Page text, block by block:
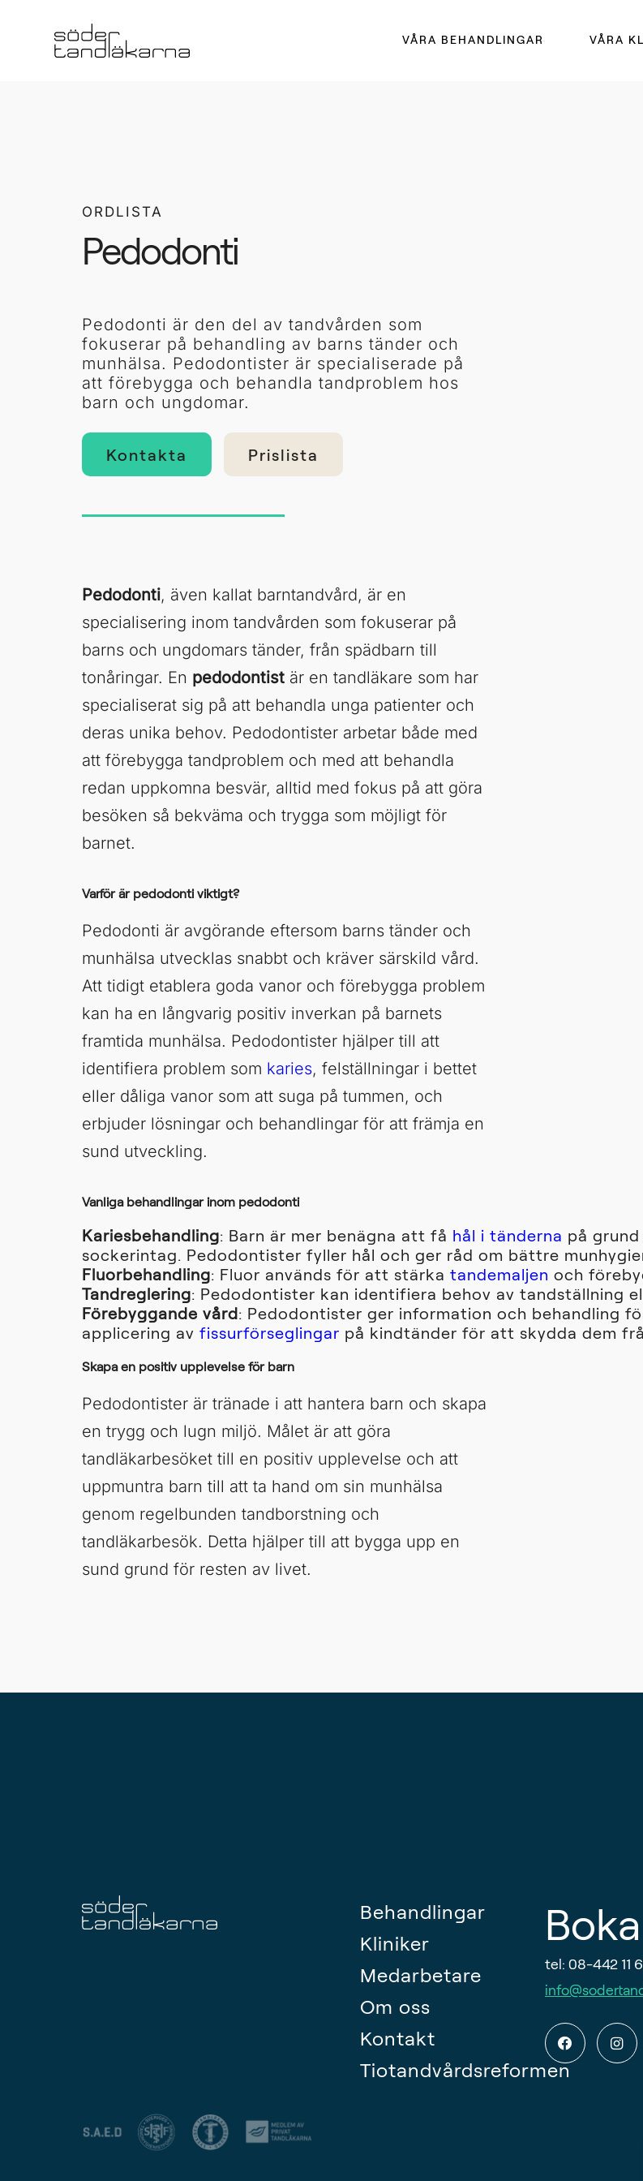
VÅRA BEHANDLINGAR VÅRA
ORDLISTA
Pedodonti
Pedodonti är den del av tandvården som
fokuserar på behandling av barns tänder och
munhälsa. Pedodontister är specialiserade på
att förebygga och behandla tandproblem hos
barn och ungdomar.
Kontakta Prislista
Pedodonti, även kallat barntandvård, är en
specialisering inom tandvården som fokuserar på
barns och ungdomars tänder, från spädbarn till
tonåringar. En pedodontistär en tandläkare som har
specialiserat sig på att behandla unga patienter och
deras unika behov. Pedodontister arbetar både med
att förebygga tandproblem och med att behandla
redan uppkomna besvär, alltid med fokus på att göra
besöken så bekväma och trygga som möjligt för
barnet.
Varför är pedodonti viktigt?
Pedodonti är avgörande eftersom barns tänder och
munhälsa utvecklas snabbt och kräver särskild vård.
Att tidigt etablera goda vanor och förebygga problem
kan ha en långvarig positiv inverkan på barnets
framtida munhälsa. Pedodontister hjälper till att
identifiera problem som karies, felställningar i bettet
eller dåliga vanor som att suga på tummen, och
erbjuder lösningar och behandlingar för att främja en
sund utveckling.
Vanliga behandlingar inom pedodonti
Kariesbehandling: Barn är mer benägna att få hål i tänderna på
sockerintag. Pedodontister fyller hål och ger råd om bättre
Fluorbehandling: Fluor används för att stärka tandemaljen och
Tandreglering: Pedodontister kan identifiera behov av tandställning
Förebyggande vård: Pedodontister ger information och behandling
applicering av fissurförseglingar på kindtänder för att skydda dem
Skapa en positiv upplevelse för barn
Pedodontister är tränade i att hantera barn och skapa
en trygg och lugn miljö. Målet är att göra
tandläkarbesöket till en positiv upplevelse och att
uppmuntra barn till att ta hand om sin munhälsa
genom regelbunden tandborstning och
tandläkarbesök. Detta hjälper till att bygga upp en
sund grund för resten av livet.
Behandlingar
Kliniker
Medarbetare
Om oss
Kontakt
Tiotandvårdsreformen
tel: 08-442 11